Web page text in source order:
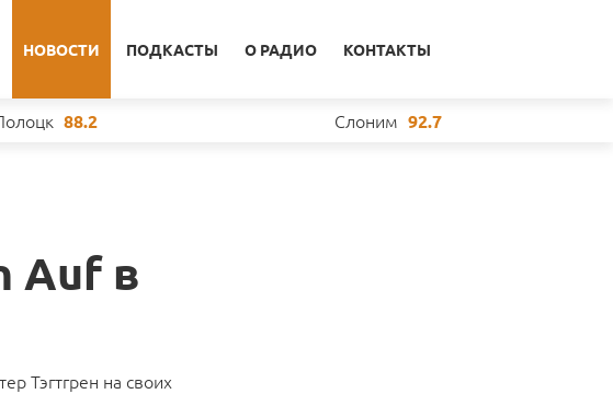
НОВОСТИ ПОДКАСТЫ О РАДИО КОНТАКТЫ
88.2 Слоним 92.7
Auf в
Тэгтгрен на своих